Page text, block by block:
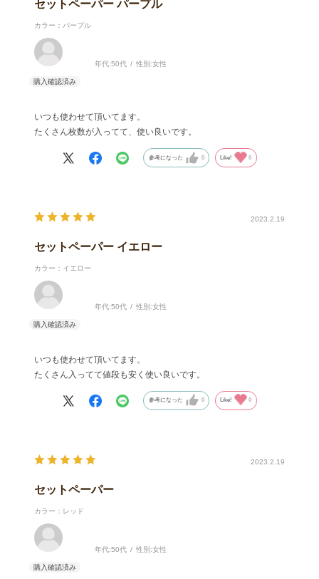
セットペーパー パープル
カラー：パープル
年代:50代 性別:女性
いつも使わせて頂いてます。
たくさん枚数が入ってて、使い良いです。
参考になった 0 Like! 0
2023.2.19
セットペーパー イエロー
カラー：イエロー
年代:50代 性別:女性
いつも使わせて頂いてます。
たくさん入ってて値段も安く使い良いです。
参考になった 0 Like! 0
2023.2.19
セットペーパー
カラー：レッド
年代:50代 性別:女性